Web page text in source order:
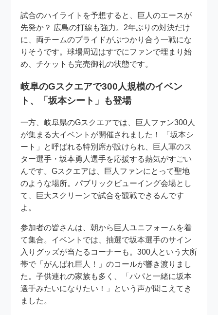
試合のハイライトを予想すると、巨人のエースが
先発か？ 広島の打線も強力。2年ぶりの対決だけ
に、両チームのプライドがぶつかり合う一戦にな
りそうです。球場周辺はすでにファンで埋まり始
め、チケットも完売御礼の状態です。
岐阜のGスクエアで300人規模のイベン
ト、「坂本シート」も登場
一方、岐阜県のGスクエアでは、巨人ファン300人
が集まる大イベントが開催されました！ 「坂本シ
ート」と呼ばれる特別席が設けられ、巨人軍のス
ター選手・坂本勇人選手を応援する熱気がすごい
んです。Gスクエアは、巨人ファンにとって聖地
のような場所。パブリックビューイング会場とし
て、巨大スクリーンで試合を観戦できるんです
よ。
参加者の皆さんは、朝から巨人ユニフォームを着
て集合。イベントでは、抽選で坂本選手のサイン
入りグッズが当たるコーナーも。300人という大所
帯で「がんばれ巨人！」のコールが響き渡りまし
た。子供連れの家族も多く、「パパと一緒に坂本
選手みたいになりたい！」という声が聞こえてき
ました。